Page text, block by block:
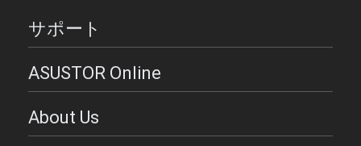
サポート
ASUSTOR Online
About Us